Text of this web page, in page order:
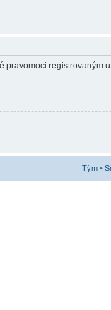
registrovaným
Tým •